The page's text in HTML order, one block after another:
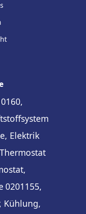
Elektrik
0201155,
Kühlung,